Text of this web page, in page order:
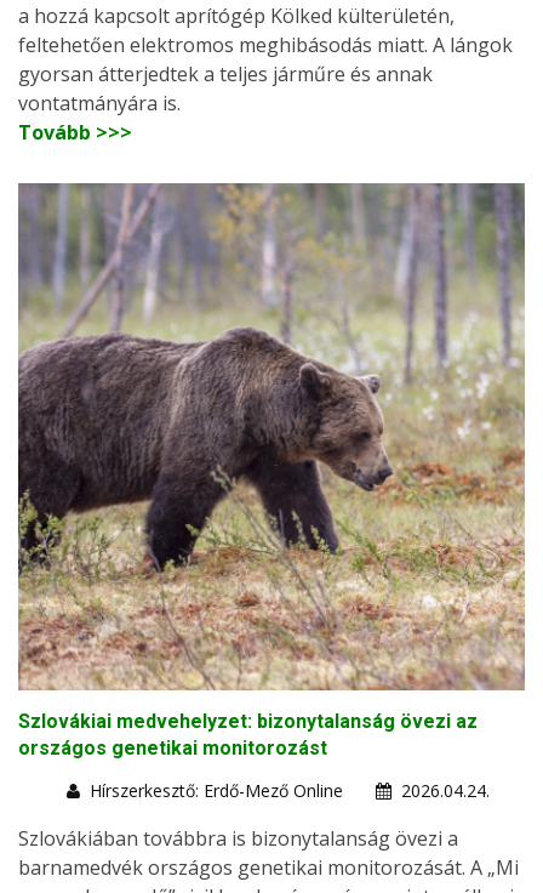
a hozzá kapcsolt aprítógép Kölked külterületén,
feltehetően elektromos meghibásodás miatt. A lángok
gyorsan átterjedtek a teljes járműre és annak
vontatmányára is.
Tovább >>>
Szlovákiai medvehelyzet: bizonytalanság övezi az
országos genetikai monitorozást
Hírszerkesztő: Erdő-Mező Online
2026.04.24.
Szlovákiában továbbra is bizonytalanság övezi a
barnamedvék országos genetikai monitorozását. A „Mi